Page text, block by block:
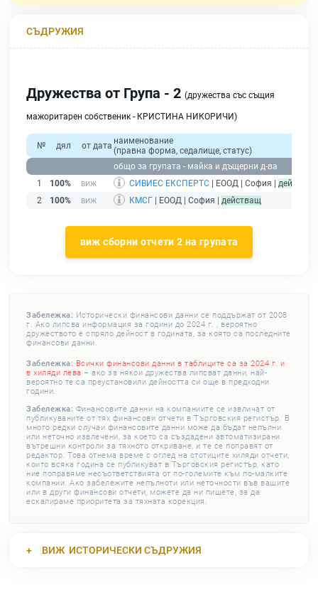
СЪДРУЖИЯ
Дружества от Група - 2 (дружества със същия
мажоритарен собственик - КРИСТИНА НИКОРИЧИ)
№ дял от дата наименование
(правна форма, седалище, статус)
общо за групата - майка и дъщерни д-ва
1
100% СИВИЕС ЕКСПЕРТС | ЕООД | София | действащ
2
100% КМСГ | ЕООД | София | действащ
виж сборни отчети 2 на групата
Забележка: Исторически финансови данни се поддържат от 2008
г. Ако липсва информация за години до 2024 г. , вероятно
дружеството е спряло дейност в годината, за която са последните
финансови данни.
Забележка: Всички финансови данни в таблиците са за 2024 г. и
в хиляди лева – ако за някои дружества липсват данни, най-
вероятно те са преустановили дейността си още в предходни
години.
Забележка: Финансовите данни на компаниите се извличат от
публикуваните от тях финансови отчети в Търговския регистър. В
много редки случаи финансовите данни може да бъдат непълни
или неточно извлечени, за което са създадени автоматизирани
вътрешни контроли за тяхното откриване, и те се поправят от
редактор. Това отнема време с оглед на стотиците хиляди отчети,
които всяка година се публикуват в Търговския регистър, като
ние поправяме несъответствията от по-големите към по-малките
компании. Ако забележите непълноти или неточности във вашите
или в други финансови отчети, можете да ни пишете, за да
ескалираме приоритета за тяхната корекция.
ВИЖ ИСТОРИЧЕСКИ СЪДРУЖИЯ